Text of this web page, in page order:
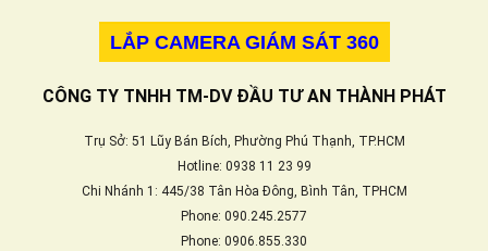
LẮP CAMERA GIÁM SÁT 360
CÔNG TY TNHH TM-DV ĐẦU TƯ AN THÀNH PHÁT
Trụ Sở: 51 Lũy Bán Bích, Phường Phú Thạnh, TP.HCM
Hotline: 0938 11 23 99
Chi Nhánh 1: 445/38 Tân Hòa Đông, Bình Tân, TPHCM
Phone: 090.245.2577
Phone: 0906.855.330